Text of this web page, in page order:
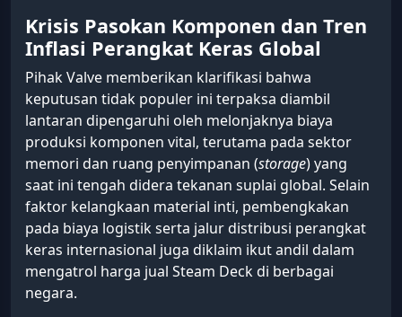
Krisis Pasokan Komponen dan Tren
Inflasi Perangkat Keras Global
Pihak Valve memberikan klarifikasi bahwa
keputusan tidak populer ini terpaksa diambil
lantaran dipengaruhi oleh melonjaknya biaya
produksi komponen vital, terutama pada sektor
memori dan ruang penyimpanan (storage) yang
saat ini tengah didera tekanan suplai global. Selain
faktor kelangkaan material inti, pembengkakan
pada biaya logistik serta jalur distribusi perangkat
keras internasional juga diklaim ikut andil dalam
mengatrol harga jual Steam Deck di berbagai
negara.